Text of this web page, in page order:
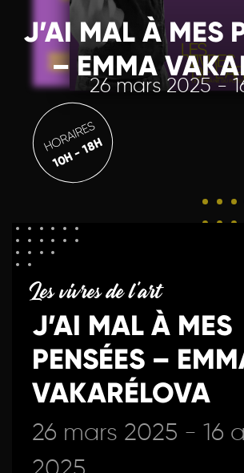
J’AI MAL À MES
– EMMA
26 mars 2025 -
HORAIRES
10H - 18H
Les vivres de l'art
J’AI MAL À MES
PENSÉES –
VAKARÉLOVA
26 mars 2025 - 16